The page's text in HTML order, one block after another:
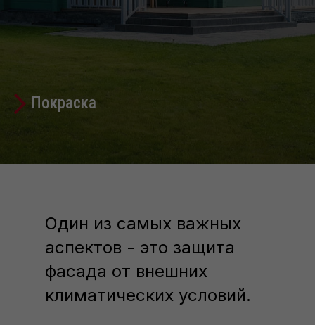
Покраска
Один из самых важных
аспектов - это защита
фасада от внешних
климатических условий.